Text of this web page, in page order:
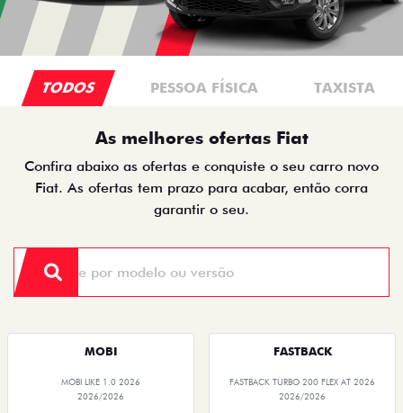
TODOS PESSOA FÍSICA TAXISTA
As melhores ofertas Fiat
Confira abaixo as ofertas e conquiste o seu carro novo
Fiat. As ofertas tem prazo para acabar, então corra
garantir o seu.
MOBI
MOBI LIKE 1.0 2026
2026/2026
FASTBACK
FASTBACK TURBO 200 FLEX AT 2026
2026/2026